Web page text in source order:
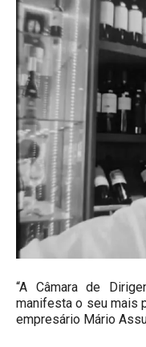
“A Câmara de
manifesta o seu mais
empresário Mário